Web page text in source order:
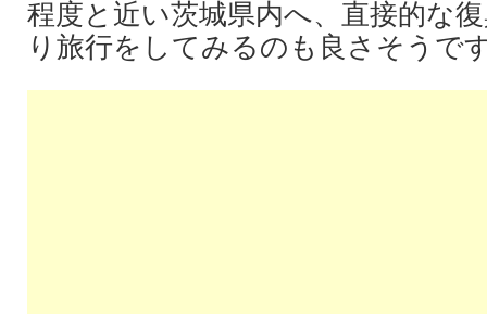
程度と近い茨城県内へ、直接的な
り旅行をしてみるのも良さそうで